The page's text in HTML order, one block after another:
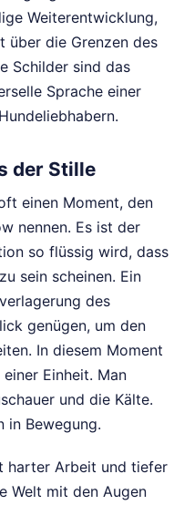
Weiterentwicklung,
über die Grenzen des
Schilder sind das
Sprache einer
der Stille
einen Moment, den
nennen. Es ist der
so flüssig wird, dass
sein scheinen. Ein
des
genügen, um den
In diesem Moment
Einheit. Man
und die Kälte.
in Bewegung.
harter Arbeit und tiefer
Welt mit den Augen